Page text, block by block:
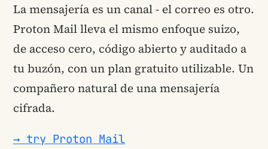
La mensajería es un canal - el correo es otro.
Proton Mail lleva el mismo enfoque suizo,
de acceso cero, código abierto y auditado a
tu buzón, con un plan gratuito utilizable. Un
compañero natural de una mensajería
cifrada.
→ try Proton Mail